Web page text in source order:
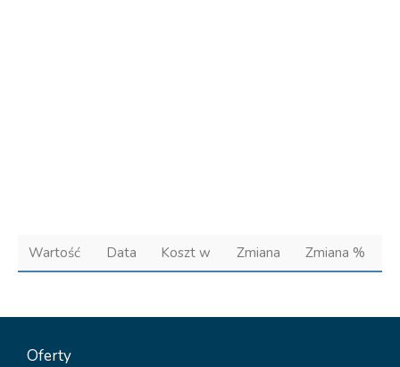
Wartość Data Koszt w Zmiana Zmiana %
Oferty